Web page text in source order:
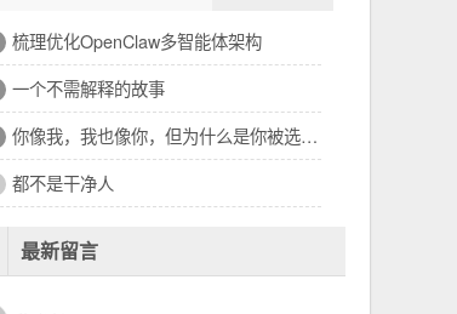
浑浑噩噩一整天，签了个十万的工程
32岁的深夜，有点惶恐
修车、装盖板、忙到深夜的琐碎一天
看完文德的二手房，护板一路响回电城
十六万二千八提了特斯拉，又看上东园公馆